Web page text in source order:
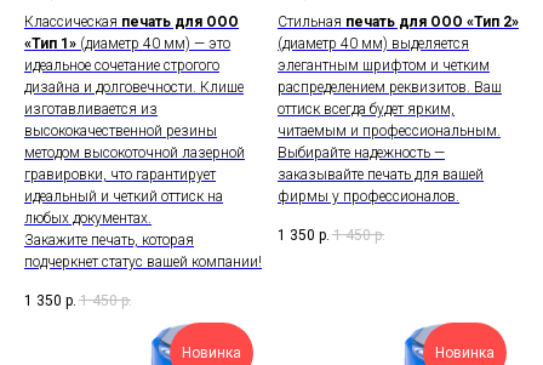
Классическая печать для ООО
«Тип 1» (диаметр 40 мм) — это
идеальное сочетание строгого
дизайна и долговечности. Клише
изготавливается из
высококачественной резины
методом высокоточной лазерной
гравировки, что гарантирует
идеальный и четкий оттиск на
любых документах.
Закажите печать, которая
подчеркнет статус вашей компании!
1 350 р. 1 450 р.
Стильная печать для ООО «Тип 2»
(диаметр 40 мм) выделяется
элегантным шрифтом и четким
распределением реквизитов. Ваш
оттиск всегда будет ярким,
читаемым и профессиональным.
Выбирайте надежность —
заказывайте печать для вашей
фирмы у профессионалов.
1 350 р. 1 450 р.
Новинка Новинка